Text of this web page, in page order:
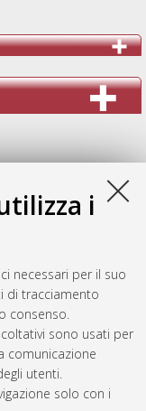
i
necessari per il suo
di tracciamento
consenso.
sono usati per
comunicazione
utenti.
solo con i